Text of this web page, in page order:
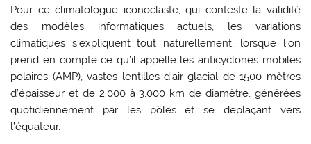
Pour ce climatologue iconoclaste, qui conteste la validité
des modèles informatiques actuels, les variations
climatiques s’expliquent tout naturellement, lorsque l’on
prend en compte ce qu’il appelle les anticyclones mobiles
polaires (AMP), vastes lentilles d’air glacial de 1500 mètres
d’épaisseur et de 2.000 à 3.000 km de diamètre, générées
quotidiennement par les pôles et se déplaçant vers
l’équateur.